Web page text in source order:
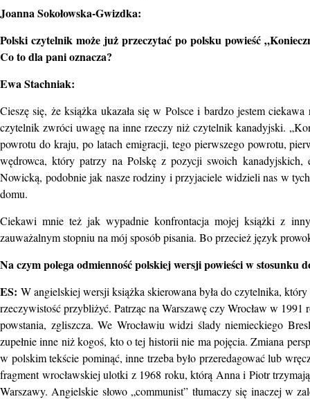
Joanna Sokołowska-Gwizdka:
Polski czytelnik może już przeczytać po polsku powieść
Co to dla pani oznacza?
Ewa Stachniak:
Cieszę się, że książka ukazała się w Polsce i bardzo jestem
czytelnik zwróci uwagę na inne rzeczy niż czytelnik kanadyjski.
powrotu do kraju, po latach emigracji, tego pierwszego powrotu,
wędrowca, który patrzy na Polskę z pozycji swoich
Nowicką, podobnie jak nasze rodziny i przyjaciele widzieli nas w
domu.
Ciekawi mnie też jak wypadnie konfrontacja mojej książki z
zauważalnym stopniu na mój sposób pisania. Bo przecież język
Na czym polega odmienność polskiej wersji powieści w stosunku
ES: W angielskiej wersji książka skierowana była do czytelnika,
rzeczywistość przybliżyć. Patrząc na Warszawę czy Wrocław w
powstania, zgliszcza. We Wrocławiu widzi ślady niemieckiego
zupełnie inne niż kogoś, kto o tej historii nie ma pojęcia. Zmiana
w polskim tekście pominąć, inne trzeba było przeredagować lub
fragment wrocławskiej ulotki z 1968 roku, którą Anna i Piotr
Warszawy. Angielskie słowo „communist” tłumaczy się inaczej